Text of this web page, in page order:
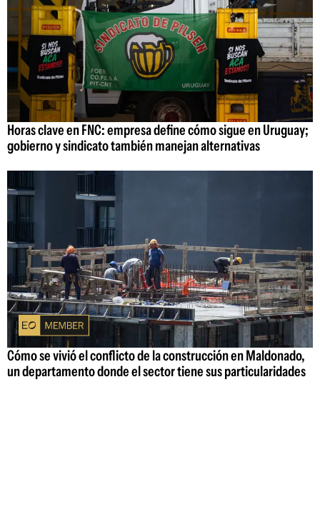
Horas clave en FNC: empresa define cómo sigue en Uruguay;
gobierno y sindicato también manejan alternativas
Cómo se vivió el conflicto de la construcción en Maldonado,
un departamento donde el sector tiene sus particularidades